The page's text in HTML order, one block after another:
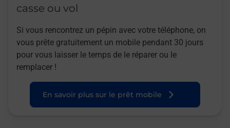
casse ou vol
Si vous rencontrez un pépin avec votre téléphone, on
vous prête gratuitement un mobile pendant 30 jours
pour vous laisser le temps de le réparer ou le
remplacer !
En savoir plus sur le prêt mobile